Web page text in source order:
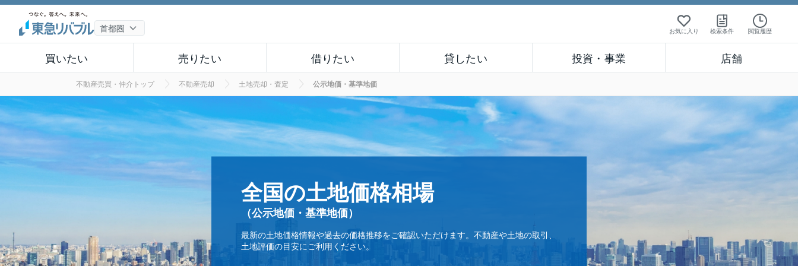
お気に入り 検索条件 閲覧履歴
買いたい 売りたい 借りたい 貸したい 投資・事業 店舗
不動産売買・仲介トップ 不動産売却 土地売却・査定 公示地価・基準地価
全国の土地価格相場
（公示地価・基準地価）
最新の土地価格情報や過去の価格推移をご確認いただけます。不動産や土地の取引、
土地評価の目安にご利用ください。